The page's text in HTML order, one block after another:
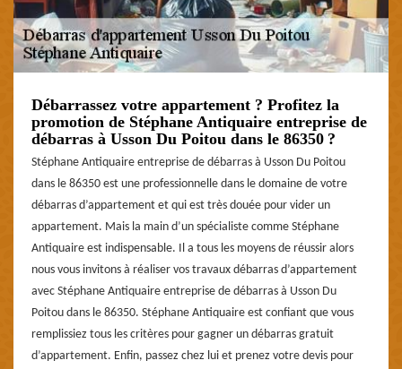
Débarrassez votre appartement ? Profitez la
promotion de Stéphane Antiquaire entreprise de
débarras à Usson Du Poitou dans le 86350 ?
Stéphane Antiquaire entreprise de débarras à Usson Du Poitou
dans le 86350 est une professionnelle dans le domaine de votre
débarras d’appartement et qui est très douée pour vider un
appartement. Mais la main d’un spécialiste comme Stéphane
Antiquaire est indispensable. Il a tous les moyens de réussir alors
nous vous invitons à réaliser vos travaux débarras d’appartement
avec Stéphane Antiquaire entreprise de débarras à Usson Du
Poitou dans le 86350. Stéphane Antiquaire est confiant que vous
remplissiez tous les critères pour gagner un débarras gratuit
d’appartement. Enfin, passez chez lui et prenez votre devis pour